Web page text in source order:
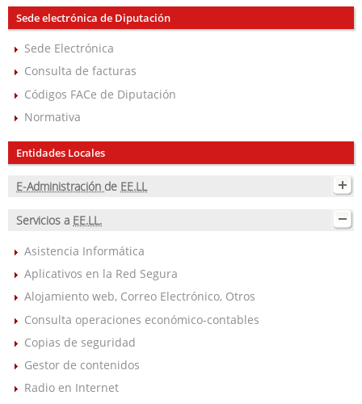
Sede electrónica de Diputación
Sede Electrónica
Consulta de facturas
Códigos FACe de Diputación
Normativa
Entidades Locales
E-Administración de EE.LL
Servicios a EE.LL.
Asistencia Informática
Aplicativos en la Red Segura
Alojamiento web, Correo Electrónico, Otros
Consulta operaciones económico-contables
Copias de seguridad
Gestor de contenidos
Radio en Internet